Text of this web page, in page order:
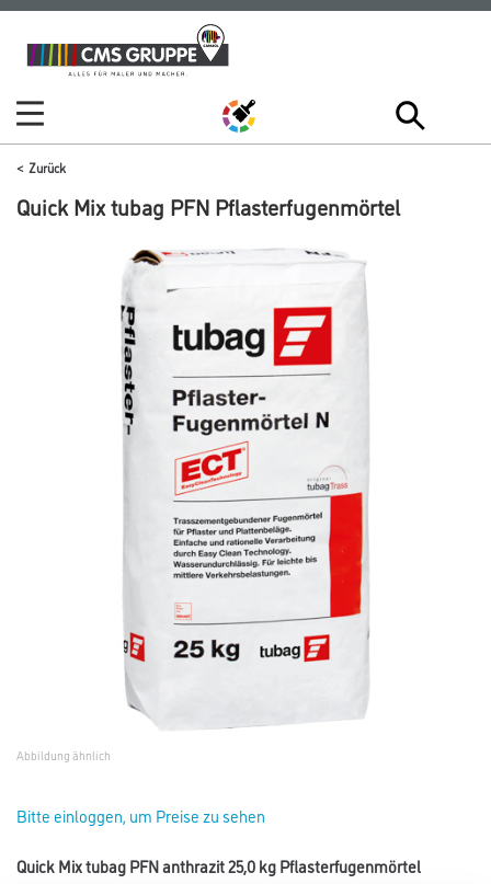
Zum
Inhalt
Zum
Navigationsmenü
Zurück
Quick Mix tubag PFN Pflasterfugenmörtel
Abbildung ähnlich
Bitte einloggen, um Preise zu sehen
Quick Mix tubag PFN anthrazit 25,0 kg Pflasterfugenmörtel